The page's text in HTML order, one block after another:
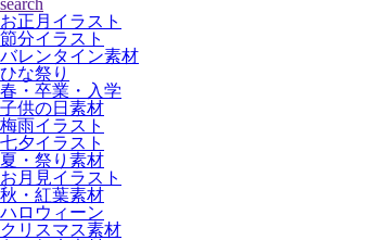
search
お正月イラスト
節分イラスト
バレンタイン素材
ひな祭り
春・卒業・入学
子供の日素材
梅雨イラスト
七夕イラスト
夏・祭り素材
お月見イラスト
秋・紅葉素材
ハロウィーン
クリスマス素材